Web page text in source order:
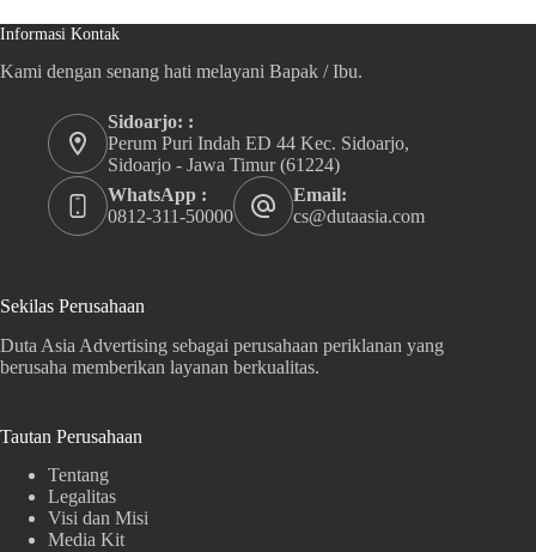
Informasi Kontak
Kami dengan senang hati melayani Bapak / Ibu.
Sidoarjo: :
Perum Puri Indah ED 44 Kec. Sidoarjo,
Sidoarjo - Jawa Timur (61224)
WhatsApp :
0812-311-50000
Email:
cs@dutaasia.com
Sekilas Perusahaan
Duta Asia Advertising sebagai perusahaan periklanan yang
berusaha memberikan layanan berkualitas.
Tautan Perusahaan
Tentang
Legalitas
Visi dan Misi
Media Kit